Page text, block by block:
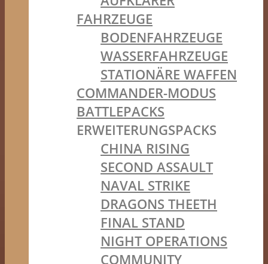
FAHRZEUGE
BODENFAHRZEUGE
WASSERFAHRZEUGE
STATIONÄRE WAFFEN
COMMANDER-MODUS
BATTLEPACKS
ERWEITERUNGSPACKS
CHINA RISING
SECOND ASSAULT
NAVAL STRIKE
DRAGONS THEETH
FINAL STAND
NIGHT OPERATIONS
COMMUNITY